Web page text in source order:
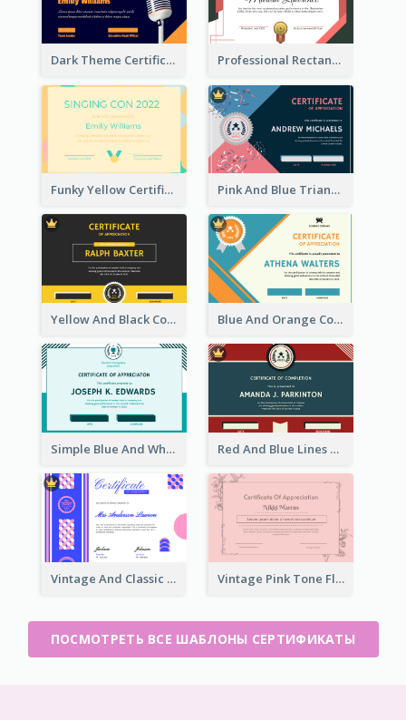
Dark Theme Certificate Design For Singing Contest Professional Rectangular Border Certificate Design Ideas
Funky Yellow Certificate Of Singing Content Champion Pink And Blue Triangles Confetti Celebration Certificate
Yellow And Black Contrast Simple Certificate Blue And Orange Company Triangles With Badge Certificate
Simple Blue And White Rectangle Certificate Red And Blue Lines And Badge Completion Certificate
Vintage And Classic Vibrant Certificate Design Ideas Vintage Pink Tone Floral Certificate Design For Recommendation
ПОСМОТРЕТЬ ВСЕ ШАБЛОНЫ СЕРТИФИКАТЫ